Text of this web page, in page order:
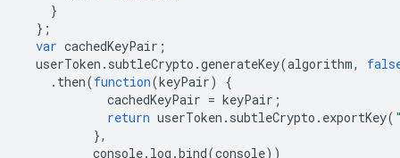
}
};
var cachedKeyPair ;
userToken . subtleCrypto .generateKey(algorithm,
. then(function(keyPair)
{
cachedKeyPair = keyPair ;
return userToken . subtleCrypto . exportKey(
},
console. log .bind(console))